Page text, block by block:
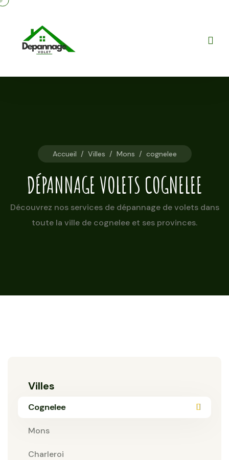
Accueil / Villes / Mons / cognelee
DÉPANNAGE VOLETS COGNELEE
Découvrez nos services de dépannage de volets dans
toute la ville de cognelee et ses provinces.
Villes
Cognelee
Mons
Charleroi